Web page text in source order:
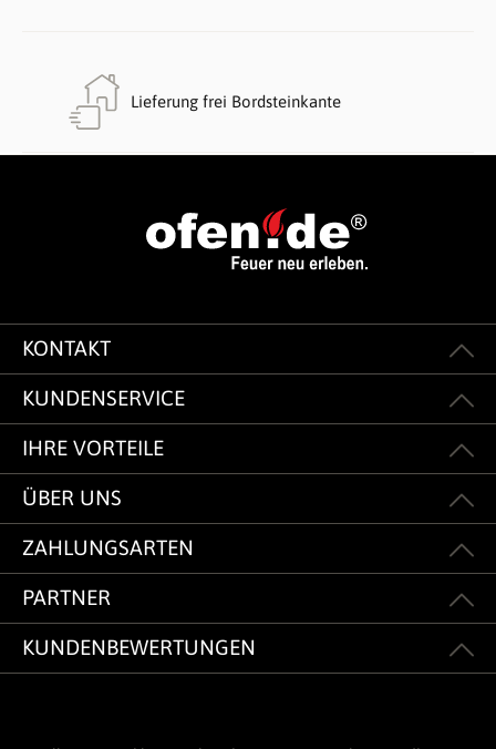
Lieferung frei Bordsteinkante
KONTAKT
KUNDENSERVICE
IHRE VORTEILE
ÜBER UNS
ZAHLUNGSARTEN
PARTNER
KUNDENBEWERTUNGEN